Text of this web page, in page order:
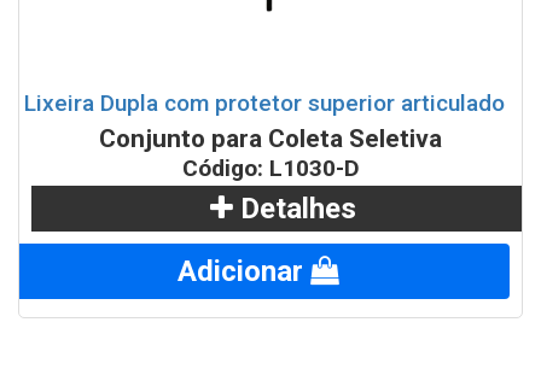
Lixeira Dupla com protetor superior articulado
Conjunto para Coleta Seletiva
Código: L1030-D
Detalhes
Adicionar